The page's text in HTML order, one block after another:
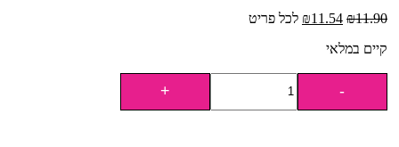
₪11.90
₪11.54
לכל פריט
קיים במלאי